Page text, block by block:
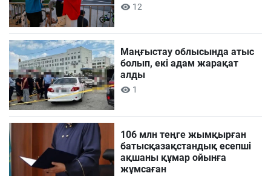
12
Маңғыстау облысында атыс
болып, екі адам жарақат
алды
1
106 млн теңге жымқырған
батысқазақстандық есепші
ақшаны құмар ойынға
жұмсаған